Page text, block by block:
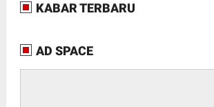
KABAR TERBARU
AD SPACE